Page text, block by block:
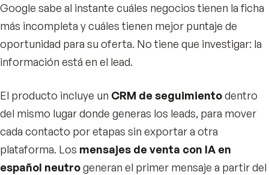
Google sabe al instante cuáles negocios tienen la ficha
más incompleta y cuáles tienen mejor puntaje de
oportunidad para su oferta. No tiene que investigar: la
información está en el lead.
El producto incluye un CRM de seguimientodentro
del mismo lugar donde generas los leads, para mover
cada contacto por etapas sin exportar a otra
plataforma. Los mensajes de venta con IA en
español neutrogeneran el primer mensaje a partir del